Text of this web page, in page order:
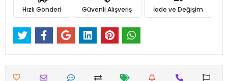
Hızlı Gönderi Güvenli Alışveriş İade ve Değişim